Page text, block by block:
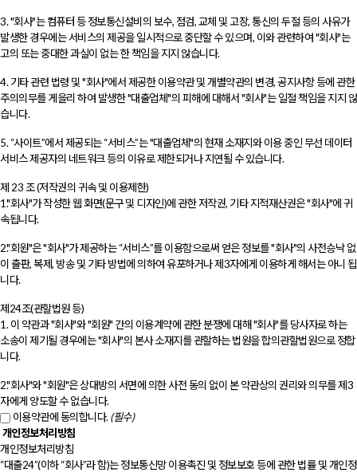
3. "회사"는 컴퓨터 등 정보통신설비의 보수, 점검, 교체 및 고장, 통신의 두절 등의 사유가
발생한 경우에는 서비스의 제공을 일시적으로 중단할 수 있으며, 이와 관련하여 "회사"는
고의 또는 중대한 과실이 없는 한 책임을 지지 않습니다.
4. 기타 관련 법령 및 "회사"에서 제공한 이용약관 및 개별약관의 변경, 공지사항 등에 관한
주의의무를 게을리 하여 발생한 "대출업체"의 피해에 대해서 "회사"는 일절 책임을 지지 않
습니다.
5. “사이트”에서 제공되는 “서비스”는 "대출업체"의 현재 소재지와 이용 중인 무선 데이터
서비스 제공자의 네트워크 등의 이유로 제한되거나 지연될 수 있습니다.
제 23 조 (저작권의 귀속 및 이용제한)
1."회사"가 작성한 웹 화면(문구 및 디자인)에 관한 저작권, 기타 지적재산권은 "회사"에 귀
속됩니다.
2."회원"은 "회사"가 제공하는 “서비스”를 이용함으로써 얻은 정보를 "회사"의 사전승낙 없
이 출판, 복제, 방송 및 기타 방법에 의하여 유포하거나 제3자에게 이용하게 해서는 아니 됩
니다.
제24조(관할법원 등)
1. 이 약관과 "회사"와 "회원" 간의 이용계약에 관한 분쟁에 대해 "회사"를 당사자로 하는
소송이 제기될 경우에는 "회사"의 본사 소재지를 관할하는 법원을 합의관할법원으로 정합
니다.
2."회사"와 "회원"은 상대방의 서면에 의한 사전 동의 없이 본 약관상의 권리와 의무를 제3
자에게 양도할 수 없습니다.
이용약관에 동의합니다. (필수)
개인정보처리방침
개인정보처리방침
“대출24”(이하 “회사”라 함)는 정보통신망 이용촉진 및 정보보호 등에 관한 법률 및 개인정